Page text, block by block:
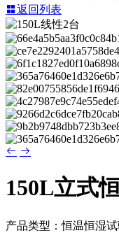
返回列表
150L立式
产品类型：恒温恒湿